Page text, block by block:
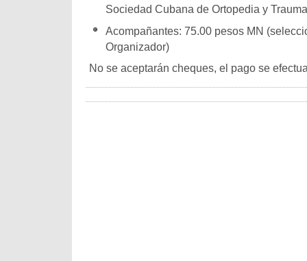
Sociedad Cubana de Ortopedia y
Acompañantes: 75.00 pesos MN
Organizador)
No se aceptarán cheques, el pago se